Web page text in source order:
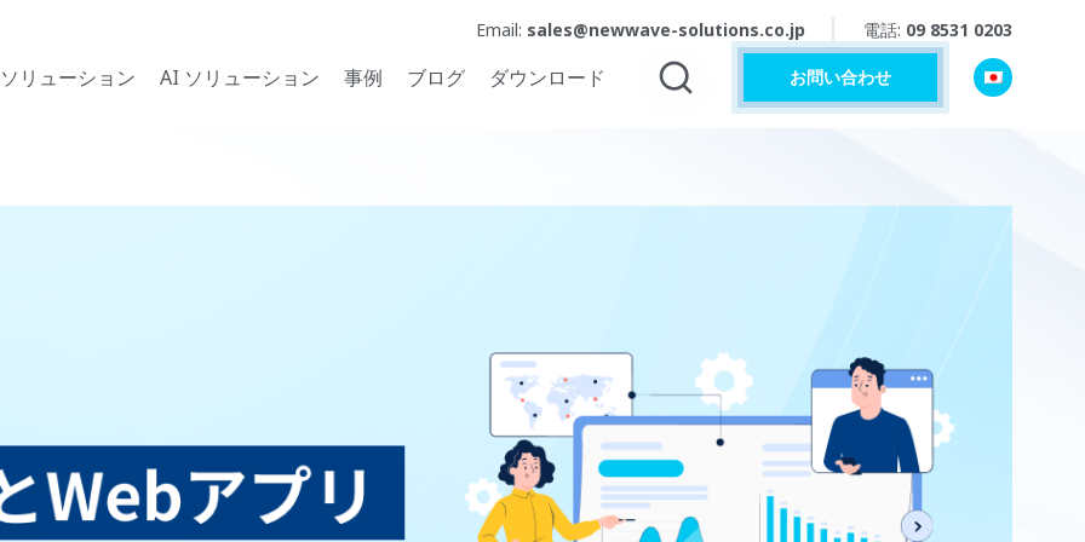
Email: sales@newwave-solutions.co.jp 電話: 09 8531 0203
ソリューション AI ソリューション 事例 ブログ ダウンロード お問い合わせ